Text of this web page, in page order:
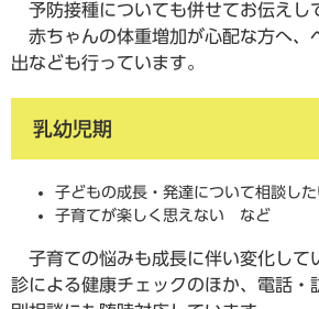
予防接種についても併せてお伝えし
赤ちゃんの体重増加が心配な方へ、
出なども行っています。
乳幼児期
子どもの成長・発達について相談した
子育てが楽しく思えない など
子育ての悩みも成長に伴い変化して
診による健康チェックのほか、電話・